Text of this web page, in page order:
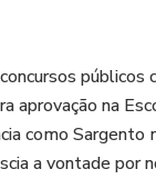
públicos
aprovação na
como Sargento
a vontade por